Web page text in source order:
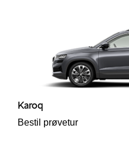
Karoq
Bestil prøvetur